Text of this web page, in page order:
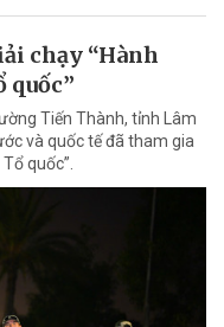
chạy “Hành
quốc”
Tiến Thành, tỉnh Lâm
và quốc tế đã tham gia
quốc”.